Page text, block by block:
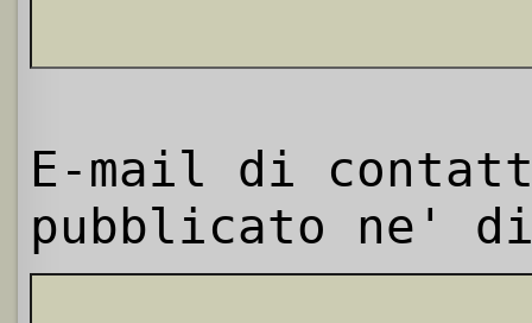
E-mail di
pubblicato ne'